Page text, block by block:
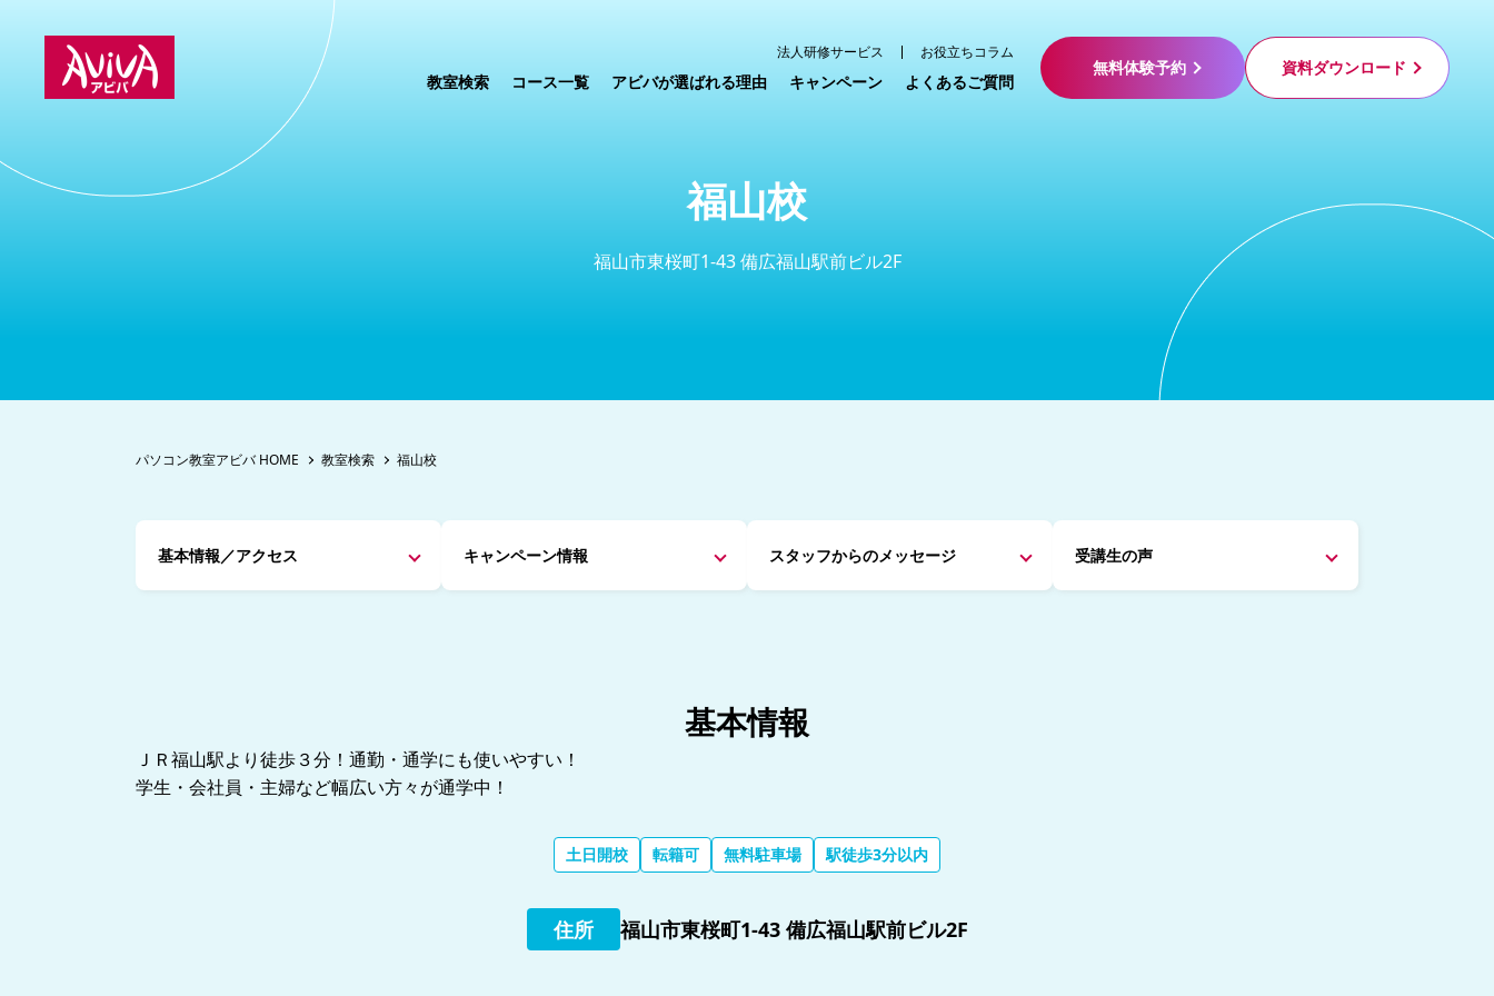
法人研修サービス お役立ちコラム
教室検索 コース一覧 アビバが選ばれる理由 キャンペーン よくあるご質問
無料体験予約 資料ダウンロード
福山校
福山市東桜町1-43 備広福山駅前ビル2F
パソコン教室アビバ HOME 教室検索 福山校
基本情報／アクセス キャンペーン情報 スタッフからのメッセージ 受講生の声
基本情報
ＪＲ福山駅より徒歩３分！通勤・通学にも使いやすい！
学生・会社員・主婦など幅広い方々が通学中！
土日開校 転籍可 無料駐車場 駅徒歩3分以内
住所 福山市東桜町1-43 備広福山駅前ビル2F